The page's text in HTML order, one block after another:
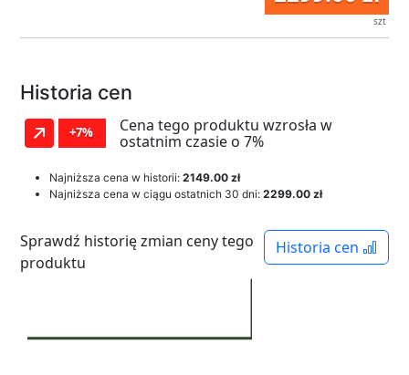
szt
Historia cen
+7%
Cena tego produktu wzrosła w
ostatnim czasie o 7%
Najniższa cena w historii: 2149.00 zł
Najniższa cena w ciągu ostatnich 30 dni: 2299.00 zł
Historia cen
Sprawdź historię zmian ceny tego
produktu